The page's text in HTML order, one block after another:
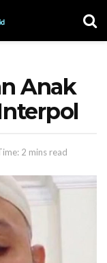
Anak
2 mins read